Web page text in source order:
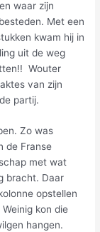
waar zijn
Met een
kwam hij in
uit de weg
Wouter
van zijn
partij.
Zo was
de Franse
met wat
bracht. Daar
opstellen
kon die
hangen.